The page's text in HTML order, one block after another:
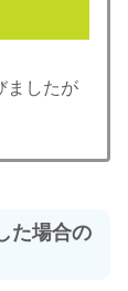
ましたが
た場合の